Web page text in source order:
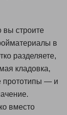
вы строите
в
разделяете,
кладовка,
прототипы — и
вместо